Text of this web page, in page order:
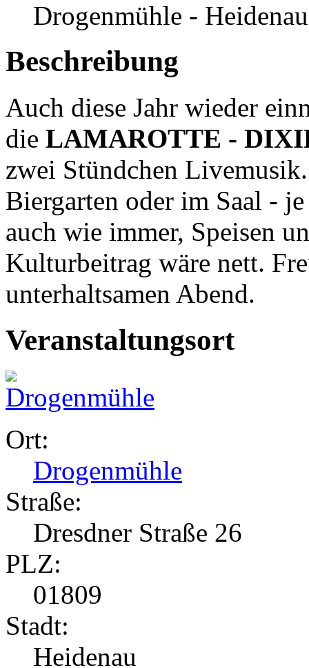
Drogenmühle - Heidenau
Beschreibung
Auch diese Jahr wieder
die LAMAROTTE -
zwei Stündchen
Biergarten oder im Saal -
auch wie immer, Speisen
Kulturbeitrag wäre nett.
unterhaltsamen Abend.
Veranstaltungsort
Ort:
Drogenmühle
Straße:
Dresdner Straße 26
PLZ:
01809
Stadt:
Heidenau